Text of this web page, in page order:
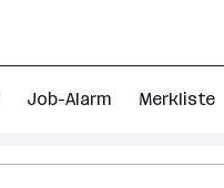
Job-Alarm Merkliste